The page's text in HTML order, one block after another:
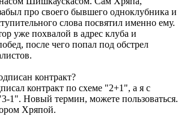
про своего бывшего одноклубника и
слова посвятил именно ему.
уже похвалой в адрес клуба и
после чего попал под обстрел
контракт?
контракт по схеме "2+1", а я с
1". Новый термин, можете пользоваться.
Хряпой.